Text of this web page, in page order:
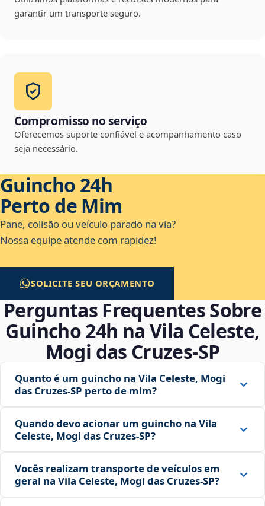
garantir um transporte seguro.
Compromisso no serviço
Oferecemos suporte confiável e acompanhamento caso
seja necessário.
Guincho 24h
Perto de Mim
Pane, colisão ou veículo parado na via?
Nossa equipe atende com rapidez!
SOLICITE SEU ORÇAMENTO
Perguntas Frequentes Sobre
Guincho 24h na Vila Celeste,
Mogi das Cruzes‑SP
Quanto é um guincho na Vila Celeste, Mogi
das Cruzes‑SP perto de mim?
Quando devo acionar um guincho na Vila
Celeste, Mogi das Cruzes‑SP?
Vocês realizam transporte de veículos em
geral na Vila Celeste, Mogi das Cruzes‑SP?